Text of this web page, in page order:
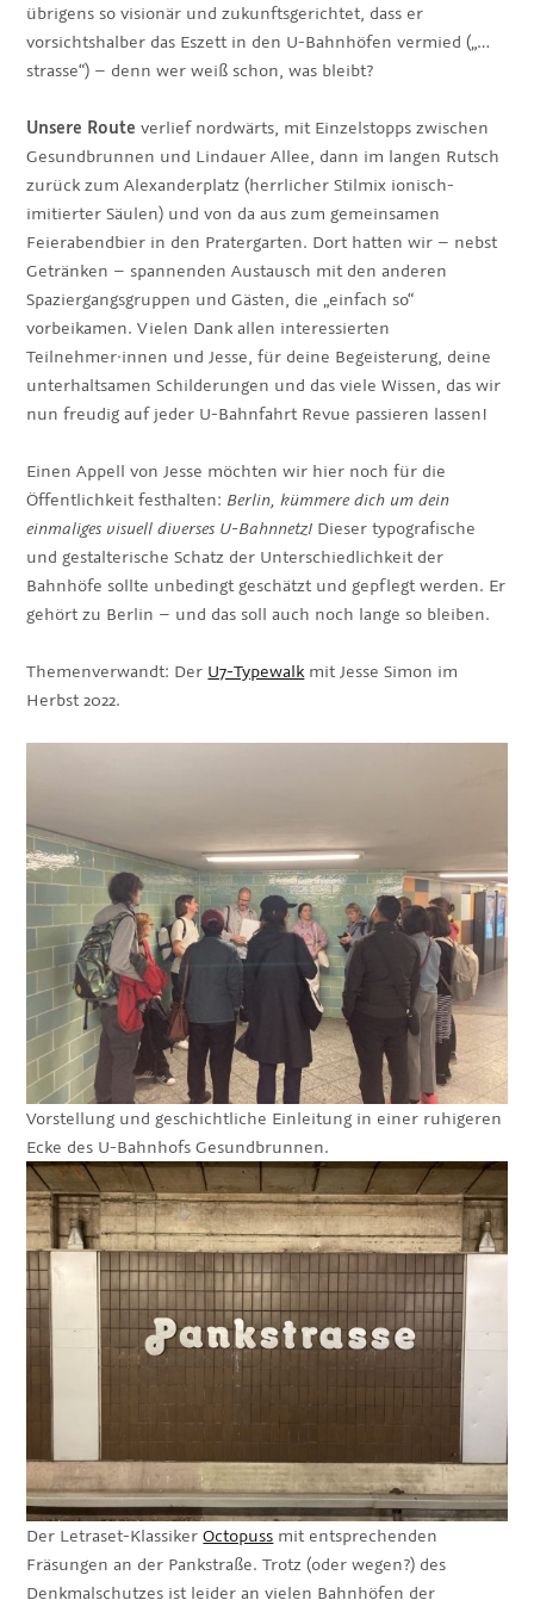
übrigens so visionär und zukunftsgerichtet, dass er
vorsichtshalber das Eszett in den U-Bahnhöfen vermied („…
strasse“) – denn wer weiß schon, was bleibt?
Unsere Routeverlief nordwärts, mit Einzelstopps zwischen
Gesundbrunnen und Lindauer Allee, dann im langen Rutsch
zurück zum Alexanderplatz (herrlicher Stilmix ionisch-
imitierter Säulen) und von da aus zum gemeinsamen
Feierabendbier in den Pratergarten. Dort hatten wir – nebst
Getränken – spannenden Austausch mit den anderen
Spaziergangsgruppen und Gästen, die „einfach so“
vorbeikamen. Vielen Dank allen interessierten
Teilnehmer·innen und Jesse, für deine Begeisterung, deine
unterhaltsamen Schilderungen und das viele Wissen, das wir
nun freudig auf jeder U-Bahnfahrt Revue passieren lassen!
Einen Appell von Jesse möchten wir hier noch für die
Öffentlichkeit festhalten: Berlin, kümmere dich um dein
einmaliges visuell diverses U-Bahnnetz! Dieser typografische
und gestalterische Schatz der Unterschiedlichkeit der
Bahnhöfe sollte unbedingt geschätzt und gepflegt werden. Er
gehört zu Berlin – und das soll auch noch lange so bleiben.
Themenverwandt: Der U7-Typewalkmit Jesse Simon im
Herbst 2022.
Vorstellung und geschichtliche Einleitung in einer ruhigeren
Ecke des U-Bahnhofs Gesundbrunnen.
Der Letraset-KlassikerOctopuss mit entsprechenden
Fräsungen an der Pankstraße. Trotz (oder wegen?) des
Denkmalschutzes ist leider an vielen Bahnhöfen der